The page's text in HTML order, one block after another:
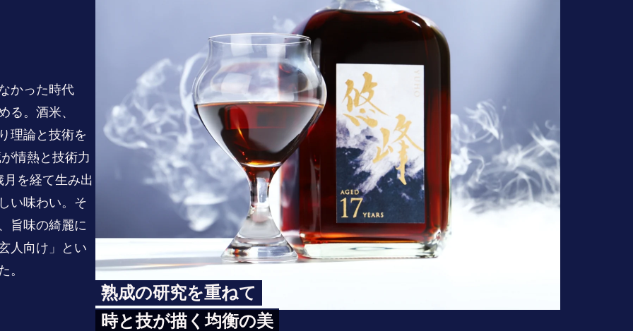
熟成の研究を重ねて
時と技が描く均衡の美
かった時代
る。酒米、
理論と技術を
情熱と技術力
を経て生み出
い味わい。そ
旨味の綺麗に
人向け」とい
。